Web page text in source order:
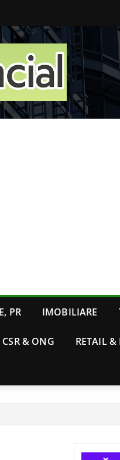
PR IMOBILIARE
CSR & ONG RETAIL &